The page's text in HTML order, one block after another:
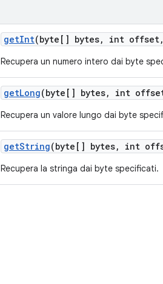
getInt(byte[] bytes, int offset,
Recupera un numero intero dai byte
getLong(byte[] bytes, int
Recupera un valore lungo dai byte
getString(byte[] bytes, int
Recupera la stringa dai byte specificati.